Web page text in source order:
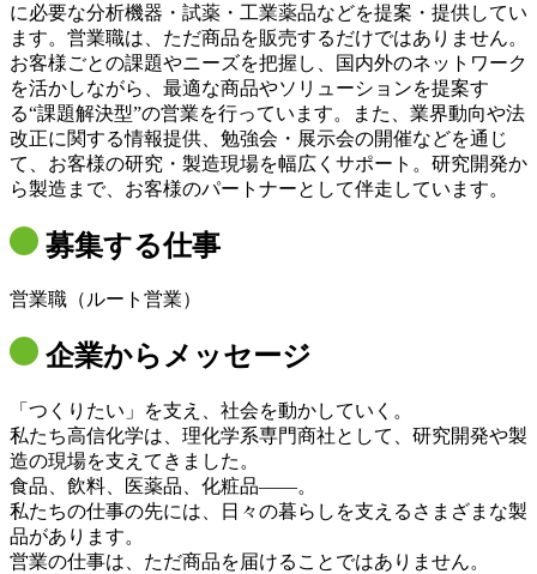
に必要な分析機器・試薬・工業薬品などを提案・提供してい
ます。営業職は、ただ商品を販売するだけではありません。
お客様ごとの課題やニーズを把握し、国内外のネットワーク
を活かしながら、最適な商品やソリューションを提案す
る“課題解決型”の営業を行っています。また、業界動向や法
改正に関する情報提供、勉強会・展示会の開催などを通じ
て、お客様の研究・製造現場を幅広くサポート。研究開発か
ら製造まで、お客様のパートナーとして伴走しています。
募集する仕事
営業職（ルート営業）
企業からメッセージ
「つくりたい」を支え、社会を動かしていく。
私たち高信化学は、理化学系専門商社として、研究開発や製
造の現場を支えてきました。
食品、飲料、医薬品、化粧品――。
私たちの仕事の先には、日々の暮らしを支えるさまざまな製
品があります。
営業の仕事は、ただ商品を届けることではありません。